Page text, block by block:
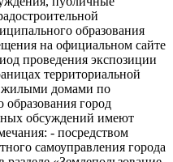
образования
на официальном сайте
проведения экспозиции
территориальной
жилыми домами по
город
обсуждений имеют
- посредством
самоуправления города